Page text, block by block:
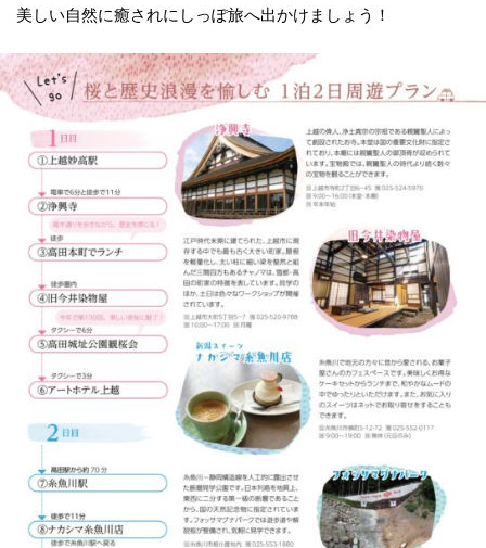
美しい自然に癒されにしっぽ旅へ出かけましょう！